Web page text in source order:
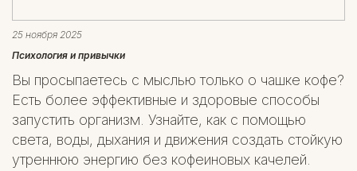
25 ноября 2025
Психология и привычки
Вы просыпаетесь с мыслью только о чашке кофе?
Есть более эффективные и здоровые способы
запустить организм. Узнайте, как с помощью
света, воды, дыхания и движения создать стойкую
утреннюю энергию без кофеиновых качелей.